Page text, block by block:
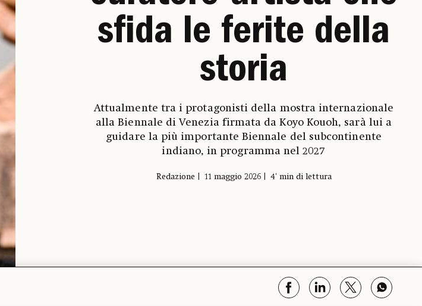
sfida le ferite della
storia
Attualmente tra i protagonisti della mostra internazionale
alla Biennale di Venezia firmata da Koyo Kouoh, sarà lui a
guidare la più importante Biennale del subcontinente
indiano, in programma nel 2027
Redazione 11 maggio 2026 4' min di lettura